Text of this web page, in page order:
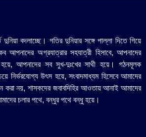
বদলাচ্ছে। গতির দুনিয়ার সঙ্গে পাল্লা দিতে গিয়ে
আপনাদের অগ্রযাত্রার সহযাত্রী হিসাবে, আপনাদের
হয়ে, আপনাদের সব সুখ-দুঃখের সাথী হয়ে। গঠনমূলক
নির্ভরযোগ্য উ‍ৎস হয়ে, সংবাদমাধ্যম হিসেবে আমাদের
করা নয়, শাসকদের জবাবদিহির আওতায় আনাই আমাদের
চলার পথে, বন্ধুর পথে বন্ধু হয়ে।